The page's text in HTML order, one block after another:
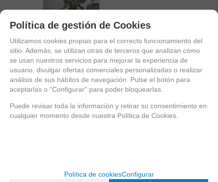
Política de gestión de Cookies
Utilizamos cookies propias para el correcto funcionamiento del
sitio. Además, se utilizan otras de terceros que analizan cómo
se usan nuestros servicios para mejorar la experiencia de
usuario, divulgar ofertas comerciales personalizadas o realizar
análisis de sus hábitos de navegación. Pulse el botón para
aceptarlas o “Configurar” para poder bloquearlas.
Puede revisar toda la información y retirar su consentimiento en
cualquier momento desde nuestra Política de Cookies.
Política de cookiesConfigurar